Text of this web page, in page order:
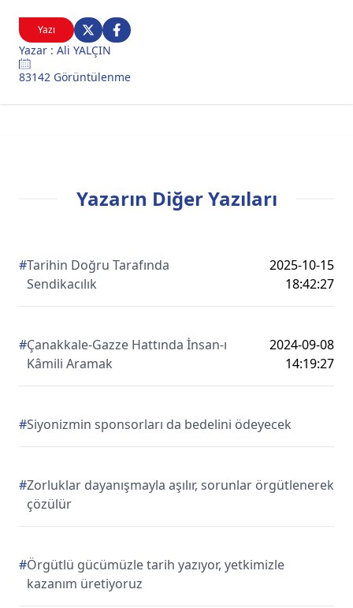
Yazı
Yazar : Ali YALÇIN
83142 Görüntülenme
Yazarın Diğer Yazıları
#Tarihin Doğru Tarafında
Sendikacılık
2025-10-15
18:42:27
#Çanakkale-Gazze Hattında İnsan-ı
Kâmili Aramak
2024-09-08
14:19:27
#Siyonizmin sponsorları da bedelini ödeyecek
#Zorluklar dayanışmayla aşılır, sorunlar örgütlenerek
çözülür
#Örgütlü gücümüzle tarih yazıyor, yetkimizle
kazanım üretiyoruz